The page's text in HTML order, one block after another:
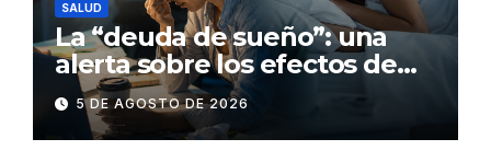
SALUD
La “deuda de sueño”: una
alerta sobre los efectos de
dormir mal en la salud física y
mental
5 DE AGOSTO DE 2026